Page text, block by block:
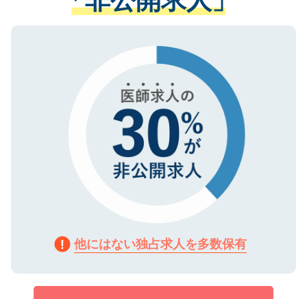
る、プライバシーマークを取得済みです。
で、機密保持に関してもご安心ください。
ない方には、長期的なサポートが可能です
ので、まずはご登録ください。
他にはない独占求人を多数保有